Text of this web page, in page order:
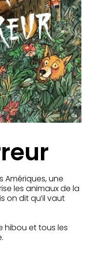
une
les animaux de la
on dit qu’il vaut
hibou et tous les